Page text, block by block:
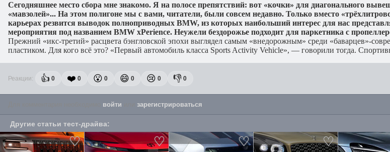
Сегодняшнее место сбора мне знакомо. Я на полосе препятствий: вот «кочки» для диагонального
«мавзолей»... На этом полигоне мы с вами, читатели, были совсем недавно. Только вместо
карьерах резвится выводок полноприводных BMW, из которых наибольший интерес для нас
мероприятия под названием BMW xPerience. Неужели бездорожье подходит для паркетника с
Прежний «икс-третий» расцвета бэнгловской эпохи выглядел самым «внедорожным» среди «баварцев»-
пластиком. Для кого всё это? «Первый автомобиль класса Sports Activity Vehicle», — говорили тогда.
Реакции: 👍 0 ❤️ 0 😮 0 😄 0 😢 0 👎 0
войти зарегистрироваться
Другие статьи тест-драйва: